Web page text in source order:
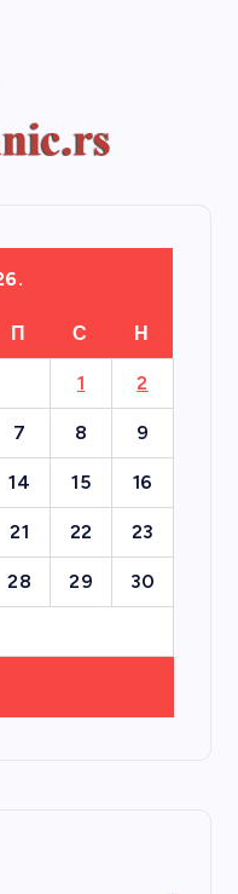
П С Н
1 2
7 8 9
14 15 16
21 22 23
28 29 30